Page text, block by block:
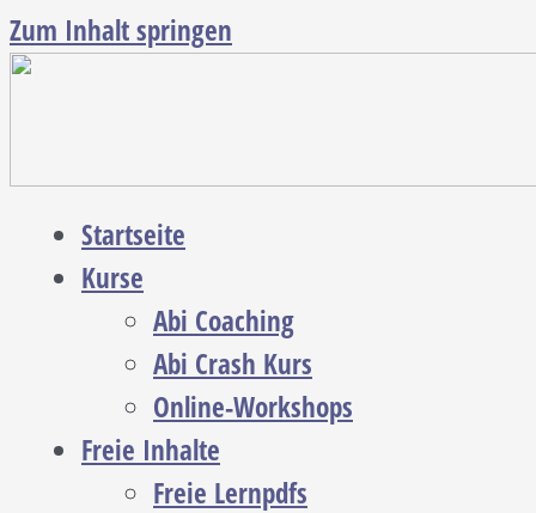
Zum Inhalt springen
Startseite
Kurse
Abi Coaching
Abi Crash Kurs
Online-Workshops
Freie Inhalte
Freie Lernpdfs